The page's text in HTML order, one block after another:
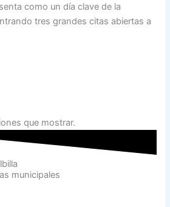
como un día clave de la
tres grandes citas abiertas a
que mostrar.
municipales